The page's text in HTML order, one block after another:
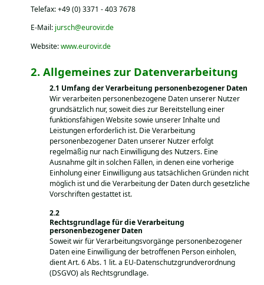
Telefax: +49 (0) 3371 - 403 7678
E-Mail: jursch@eurovir.de
Website:www.eurovir.de
Allgemeines zur Datenverarbeitung
Umfang der Verarbeitung personenbezogener Daten
Wir verarbeiten personenbezogene Daten unserer Nutzer
grundsätzlich nur, soweit dies zur Bereitstellung einer
funktionsfähigen Website sowie unserer Inhalte und
Leistungen erforderlich ist. Die Verarbeitung
personenbezogener Daten unserer Nutzer erfolgt
regelmäßig nur nach Einwilligung des Nutzers. Eine
Ausnahme gilt in solchen Fällen, in denen eine vorherige
Einholung einer Einwilligung aus tatsächlichen Gründen nicht
möglich ist und die Verarbeitung der Daten durch gesetzliche
Vorschriften gestattet ist.
Rechtsgrundlage für die Verarbeitung
personenbezogener Daten
Soweit wir für Verarbeitungsvorgänge personenbezogener
Daten eine Einwilligung der betroffenen Person einholen,
dient Art. 6 Abs. 1 lit. a EU-Datenschutzgrundverordnung
(DSGVO) als Rechtsgrundlage.